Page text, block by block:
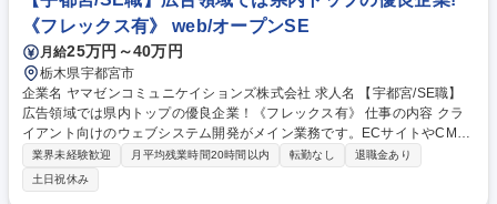
《フレックス有》 web/オープンSE
月給25万円～40万円
栃木県宇都宮市
企業名 ヤマゼンコミュニケイションズ株式会社 求人名 【宇都宮/SE職】
広告領域では県内トップの優良企業！《フレックス有》 仕事の内容 クラ
イアント向けのウェブシステム開発がメイン業務です。ECサイトやCMS
構築を中心に上流から下流まで一気通貫でご対応していただきます。 【具
体的には】クライアントのウェブサイトシステムの要件定義、仕様書作
成、プログラマーへの依頼・指示出し、デバッグ、テスト、マニュアル作
業界未経験歓迎 月平均残業時間20時間以内 転勤なし
退職金あり
土日祝休み